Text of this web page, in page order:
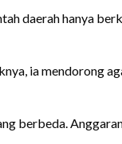
daerah hanya
ia mendorong
berbeda.